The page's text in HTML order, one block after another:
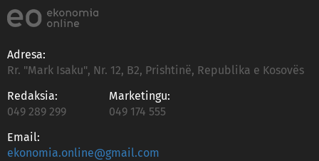
Adresa:
Rr. "Mark Isaku", Nr. 12, B2, Prishtinë, Republika e Kosovës
Redaksia:
049 289 299
Marketingu:
049 174 555
Email:
ekonomia.online@gmail.com